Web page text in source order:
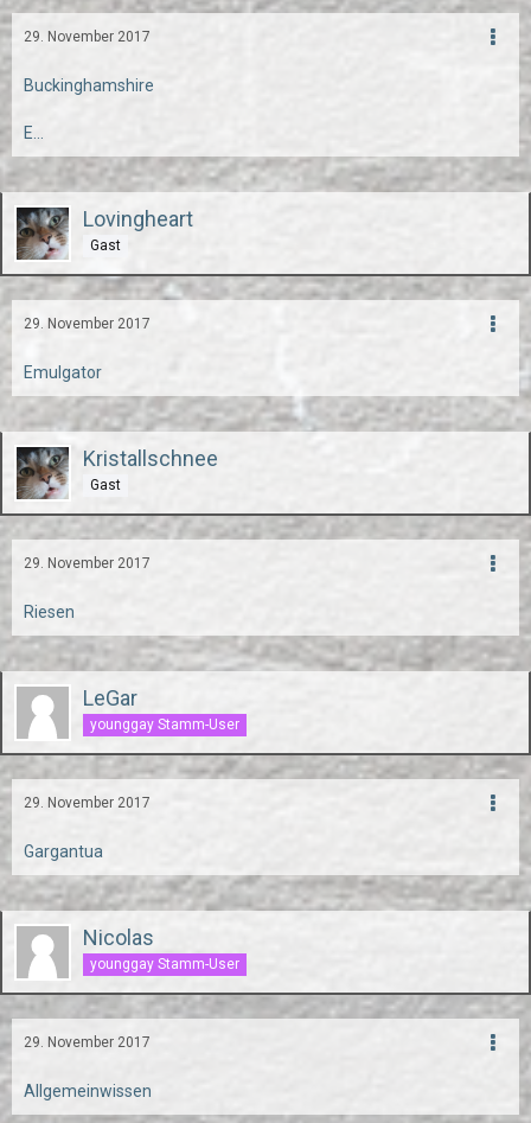
29. November 2017
Buckinghamshire
E...
Lovingheart
Gast
29. November 2017
Emulgator
Kristallschnee
Gast
29. November 2017
Riesen
LeGar
younggay Stamm-User
29. November 2017
Gargantua
Nicolas
younggay Stamm-User
29. November 2017
Allgemeinwissen